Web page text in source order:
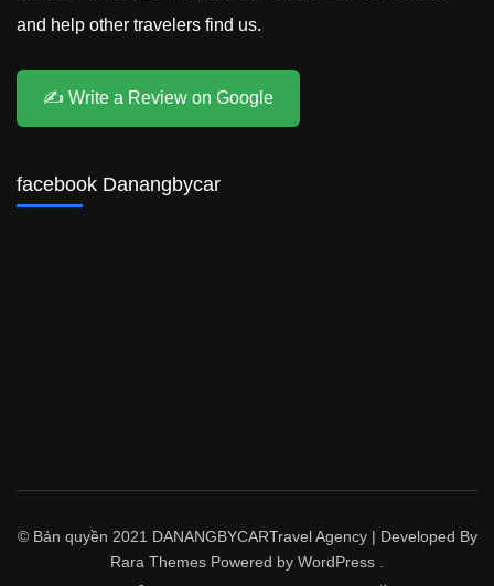
and help other travelers find us.
✍️ Write a Review on Google
facebook Danangbycar
© Bản quyền 2021 DANANGBYCARTravel Agency | Developed By
Rara Themes Powered by WordPress